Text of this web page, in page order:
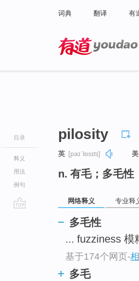
词典 翻译 有
目录
释义
用法
例句
pilosity
英 [paɪˈlɒsɪtɪ] 美
n. 有毛；多毛性
网络释义 专业释
多毛性
... fuzziness
基于174个网页-
多毛